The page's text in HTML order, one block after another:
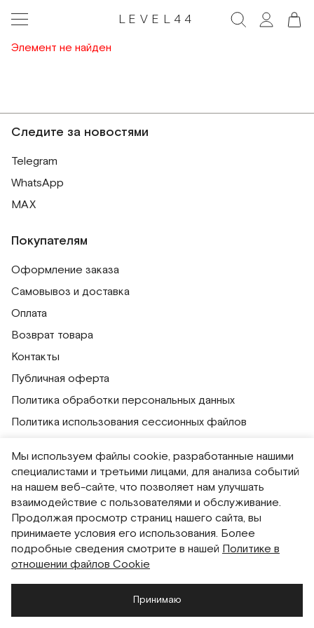
LEVEL44
Элемент не найден
Следите за новостями
Telegram
WhatsApp
MAX
Покупателям
Оформление заказа
Самовывоз и доставка
Оплата
Возврат товара
Контакты
Публичная оферта
Политика обработки персональных данных
Политика использования сессионных файлов
Согласие на обработку персональных данных
Система привилегий
Русский English
Мы используем файлы cookie, разработанные нашими
специалистами и третьими лицами, для анализа событий
на нашем веб-сайте, что позволяет нам улучшать
взаимодействие с пользователями и обслуживание.
Продолжая просмотр страниц нашего сайта, вы
принимаете условия его использования. Более
подробные сведения смотрите в нашей Политике в
отношении файлов Cookie
Принимаю